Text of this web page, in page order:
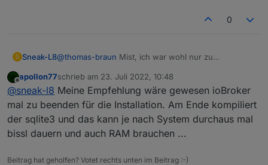
0
S Sneak-L8@thomas-braun Mist, ich war wohl nur zu
ca. 5-10 Minuten (war nicht am Rechner) installiert.
Und jetzt läuft es...
Offline
apollon77schrieb am 23. Juli 2022, 10:48
zuletzt editiert von
@sneak-l8 Meine Empfehlung wäre gewesen ioBroker
mal zu beenden für die Installation. Am Ende kompiliert
der sqlite3 und das kann je nach System durchaus mal
bissl dauern und auch RAM brauchen ...
Beitrag hat geholfen? Votet rechts unten im Beitrag :-)